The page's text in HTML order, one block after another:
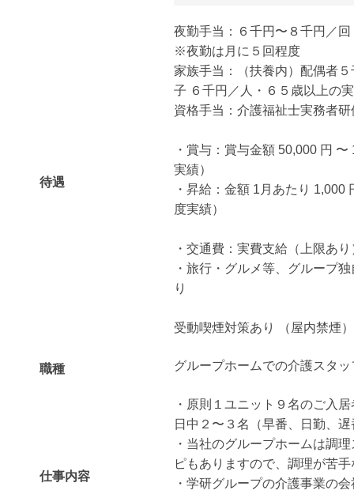
待遇
夜勤手当：６千円〜８千円／
※夜勤は月に５回程度
家族手当：（扶養内）配偶者
子 ６千円／人・６５歳以上の
資格手当：介護福祉士実務者
・賞与：賞与金額 50,000 円
実績）
・昇給：金額 1月あたり 1,000
度実績）
・交通費：実費支給（上限あ
・旅行・グルメ等、グループ
り
受動喫煙対策あり （屋内禁煙）
職種 グループホームでの介護スタッ
仕事内容
・原則１ユニット９名のご入
日中２〜３名（早番、日勤、
・当社のグループホームは調
ピもありますので、調理が苦
・学研グループの介護事業の